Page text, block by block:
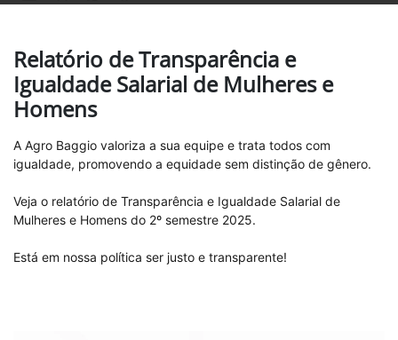
Relatório de Transparência e
Igualdade Salarial de Mulheres e
Homens
A Agro Baggio valoriza a sua equipe e trata todos com
igualdade, promovendo a equidade sem distinção de gênero.
Veja o relatório de Transparência e Igualdade Salarial de
Mulheres e Homens do 2º semestre 2025.
Está em nossa política ser justo e transparente!